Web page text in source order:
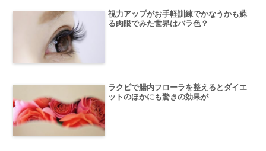
視力アップがお手軽訓練でかなうかも蘇
る肉眼でみた世界はバラ色？
ラクビで腸内フローラを整えるとダイエ
ットのほかにも驚きの効果が